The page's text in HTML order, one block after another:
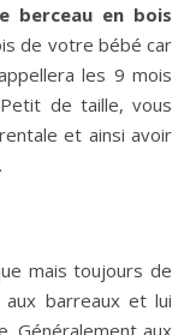
berceau en bois
de votre bébé car
les 9 mois
de taille, vous
et ainsi avoir
mais toujours de
barreaux et lui
Généralement aux